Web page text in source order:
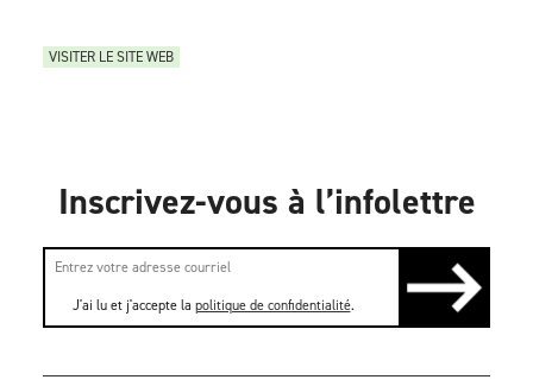
VISITER LE SITE WEB
Inscrivez-vous à l’infolettre
J'ai lu et j'accepte la politique de confidentialité.